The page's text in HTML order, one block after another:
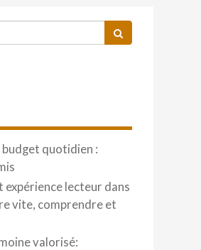
quotidien :
lecteur dans
vite, comprendre et
valorisé: